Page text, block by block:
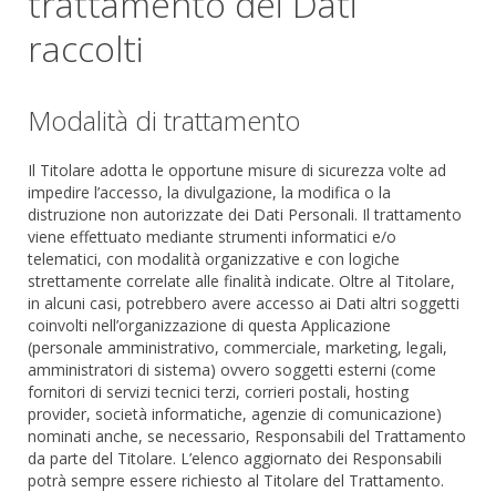
raccolti
Modalità di trattamento
Il Titolare adotta le opportune misure di sicurezza volte ad
impedire l’accesso, la divulgazione, la modifica o la
distruzione non autorizzate dei Dati Personali. Il trattamento
viene effettuato mediante strumenti informatici e/o
telematici, con modalità organizzative e con logiche
strettamente correlate alle finalità indicate. Oltre al Titolare,
in alcuni casi, potrebbero avere accesso ai Dati altri soggetti
coinvolti nell’organizzazione di questa Applicazione
(personale amministrativo, commerciale, marketing, legali,
amministratori di sistema) ovvero soggetti esterni (come
fornitori di servizi tecnici terzi, corrieri postali, hosting
provider, società informatiche, agenzie di comunicazione)
nominati anche, se necessario, Responsabili del Trattamento
da parte del Titolare. L’elenco aggiornato dei Responsabili
potrà sempre essere richiesto al Titolare del Trattamento.